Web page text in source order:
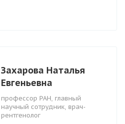
Захарова Наталья
Евгеньевна
профессор РАН, главный
научный сотрудник, врач-
рентгенолог